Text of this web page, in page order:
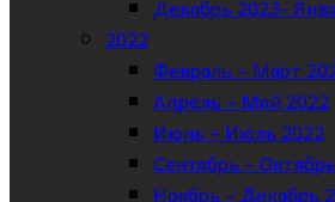
Декабрь 2023-
2022
Февраль – Март
Апрель – Май 2022
Июнь – Июль 2022
Сентябрь –
Ноябрь – Декабрь